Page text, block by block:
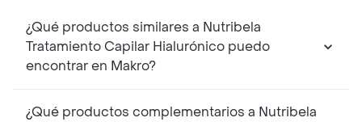
¿Qué productos similares a Nutribela
Tratamiento Capilar Hialurónico puedo
encontrar en Makro?
¿Qué productos complementarios a Nutribela